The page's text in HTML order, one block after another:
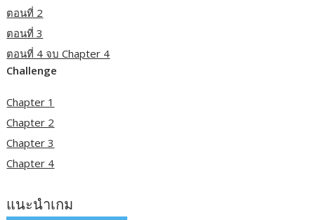
ตอนที่ 2
ตอนที่ 3
ตอนที่ 4 จบ Chapter 4
Challenge
Chapter 1
Chapter 2
Chapter 3
Chapter 4
แนะนำเกม